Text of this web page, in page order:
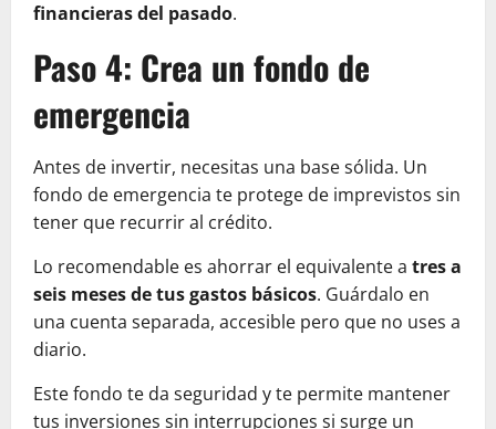
financieras del pasado.
Paso 4: Crea un fondo de
emergencia
Antes de invertir, necesitas una base sólida. Un
fondo de emergencia te protege de imprevistos sin
tener que recurrir al crédito.
Lo recomendable es ahorrar el equivalente a tres a
seis meses de tus gastos básicos. Guárdalo en
una cuenta separada, accesible pero que no uses a
diario.
Este fondo te da seguridad y te permite mantener
tus inversiones sin interrupciones si surge un